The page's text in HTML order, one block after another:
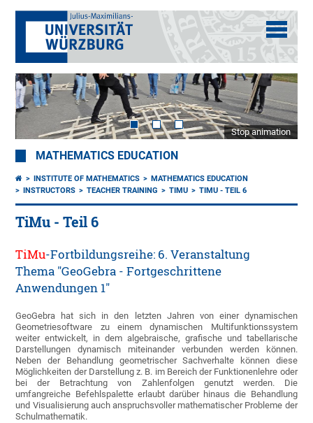
Stop animation
MATHEMATICS EDUCATION
INSTITUTE OF MATHEMATICS
MATHEMATICS EDUCATION
INSTRUCTORS
TEACHER TRAINING TIMU TIMU - TEIL 6
TiMu - Teil 6
TiMu-Fortbildungsreihe: 6. Veranstaltung
Thema "GeoGebra - Fortgeschrittene
Anwendungen 1"
GeoGebra hat sich in den letzten Jahren von einer dynamischen
Geometriesoftware zu einem dynamischen Multifunktionssystem
weiter entwickelt, in dem algebraische, grafische und tabellarische
Darstellungen dynamisch miteinander verbunden werden können.
Neben der Behandlung geometrischer Sachverhalte können diese
Möglichkeiten der Darstellung z. B. im Bereich der Funktionenlehre oder
bei der Betrachtung von Zahlenfolgen genutzt werden. Die
umfangreiche Befehlspalette erlaubt darüber hinaus die Behandlung
und Visualisierung auch anspruchsvoller mathematischer Probleme der
Schulmathematik.